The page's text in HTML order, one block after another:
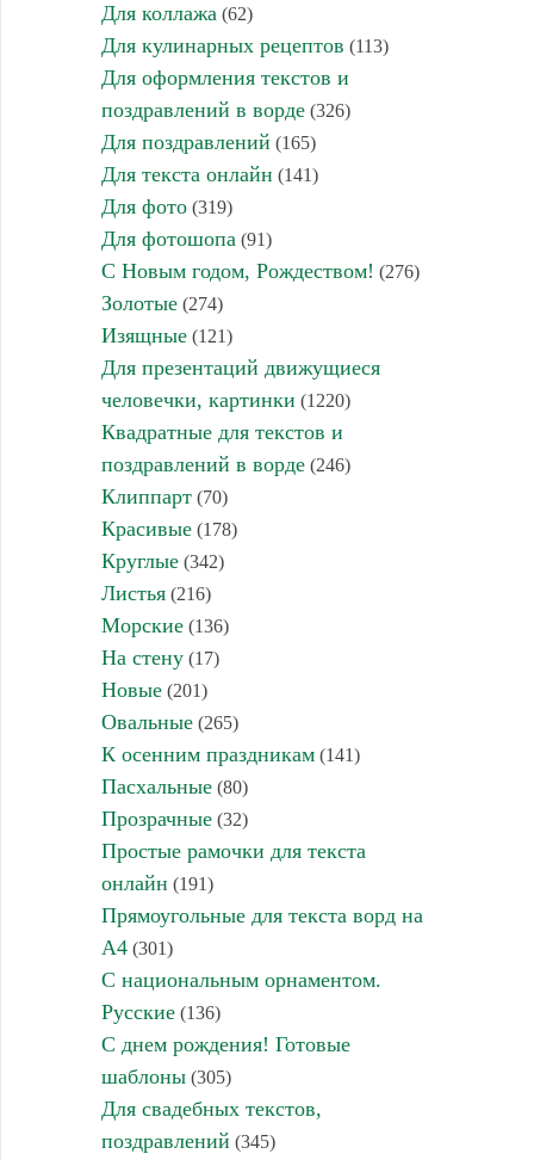
Для коллажа (62)
Для кулинарных рецептов (113)
Для оформления текстов и
поздравлений в ворде(326)
Для поздравлений (165)
Для текста онлайн (141)
Для фото(319)
Для фотошопа (91)
С Новым годом, Рождеством! (276)
Золотые(274)
Изящные(121)
Для презентаций движущиеся
человечки, картинки (1220)
Квадратные для текстов и
поздравлений в ворде(246)
Клиппарт(70)
Красивые(178)
Круглые(342)
Листья(216)
Морские(136)
На стену(17)
Новые(201)
Овальные(265)
К осенним праздникам(141)
Пасхальные(80)
Прозрачные(32)
Простые рамочки для текста
онлайн (191)
Прямоугольные для текста ворд на
А4(301)
С национальным орнаментом.
Русские(136)
С днем рождения! Готовые
шаблоны(305)
Для свадебных текстов,
поздравлений (345)